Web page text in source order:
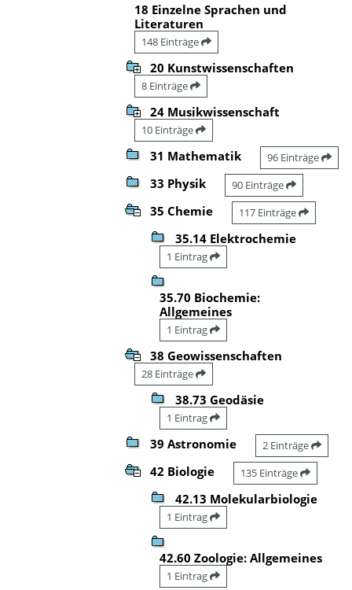
18 Einzelne Sprachen und
Literaturen
148 Einträge
20 Kunstwissenschaften
8 Einträge
24 Musikwissenschaft
10 Einträge
31 Mathematik 96 Einträge
33 Physik 90 Einträge
35 Chemie 117 Einträge
35.14 Elektrochemie
1 Eintrag
35.70 Biochemie:
Allgemeines
1 Eintrag
38 Geowissenschaften
28 Einträge
38.73 Geodäsie
1 Eintrag
39 Astronomie 2 Einträge
42 Biologie 135 Einträge
42.13 Molekularbiologie
1 Eintrag
42.60 Zoologie: Allgemeines
1 Eintrag